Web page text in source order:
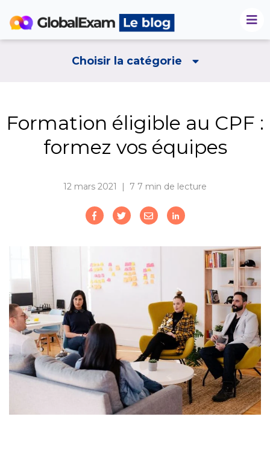
Choisir la catégorie
Formation éligible au CPF :
formez vos équipes
12 mars 2021 | 7 7 min de lecture